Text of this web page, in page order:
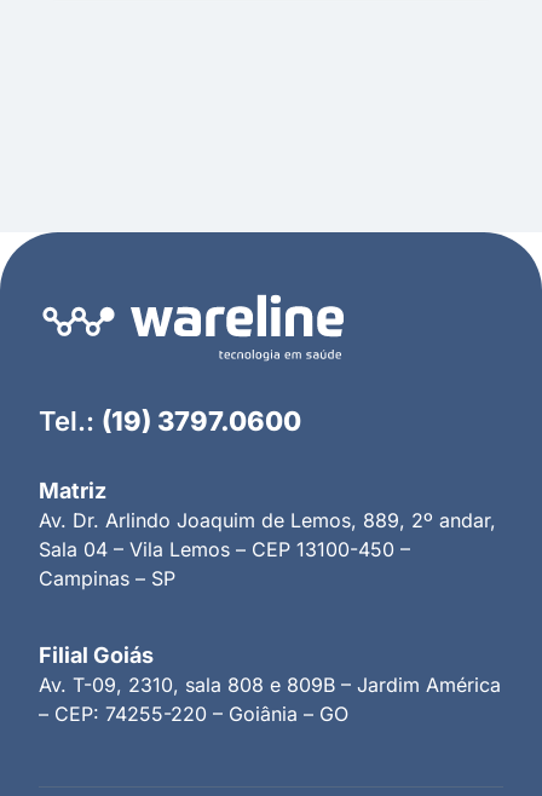
Tel.: (19) 3797.0600
Matriz
Av. Dr. Arlindo Joaquim de Lemos, 889, 2º andar,
Sala 04 – Vila Lemos – CEP 13100-450 –
Campinas – SP
Filial Goiás
Av. T-09, 2310, sala 808 e 809B – Jardim América
– CEP: 74255-220 – Goiânia – GO